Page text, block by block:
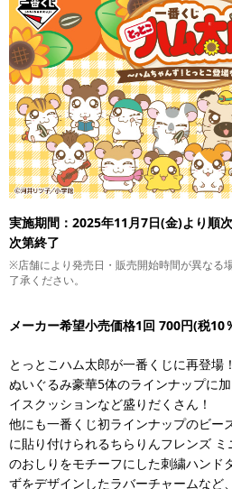
実施期間：2025年11月7日(金)より順
次第終了
※店舗により発売日・販売開始時間が異なる
了承ください。
メーカー希望小売価格1回 700円(税10
とっとこハム太郎が一番くじに再登場！
ぬいぐるみ豪華5体のラインナップに
イスクッションなど盛りだくさん！
他にも一番くじ初ラインナップのビー
に貼り付けられるちらりんフレンズ
のおしりをモチーフにした刺繍ハンド
ずをデザインしたラバーチャームなど